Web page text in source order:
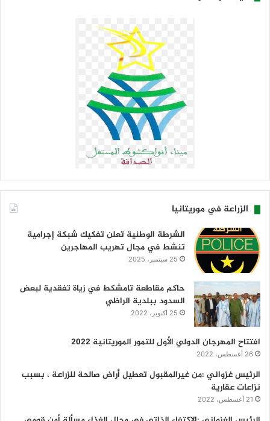
الزراعة في موريتانيا
الشرطة الوطنية تعلن تفكيك شبكة إجرامية
تنشط في مجال تهريب المهاجرين
25 سبتمبر، 2025
حاكم مقاطعة تامشكط في زياة تفقدية لبعض
السدود ببلدية الراظي
25 أكتوبر، 2022
افتتاح المهرجان الدولي الأول للتمور الموريتانية 2022
26 أغسطس، 2022
الرئيس غزواني :من غيرالمقبول تعطيل أراض صالحة للزراعة ، بسبب
نزاعات عقارية
21 أغسطس، 2022